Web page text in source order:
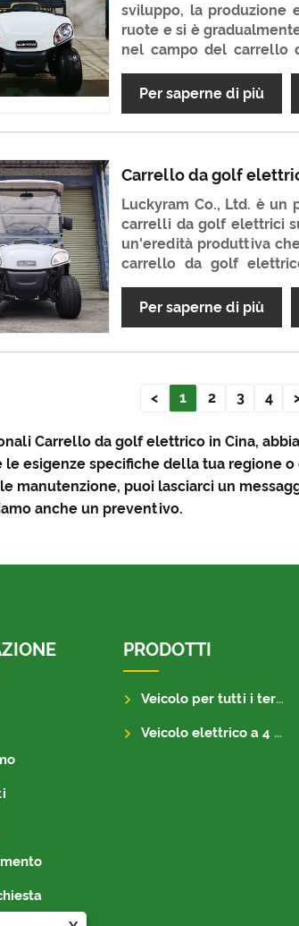
sviluppo, la
ruote e si è
nel campo del carrello
responsabilità
sviluppato un carrello
rispettose
ma anche gli
vediamo l'ora di
in Cina.
Per saperne di più
Carrello da golf
Luckyram Co., Ltd. è
carrelli da golf elettrici
un'eredità produttiva
carrello da golf
prodotti con un tasso di
3%. Ha una buona
Per saperne di più
< 1 2 3 4
Carrello da golf elettrico in Cina,
esigenze specifiche della tua regione
manutenzione, puoi lasciarci un
anche un preventivo.
PRODOTTI
Veicolo per tutti i terreni
Veicolo elettrico a 4 ruote